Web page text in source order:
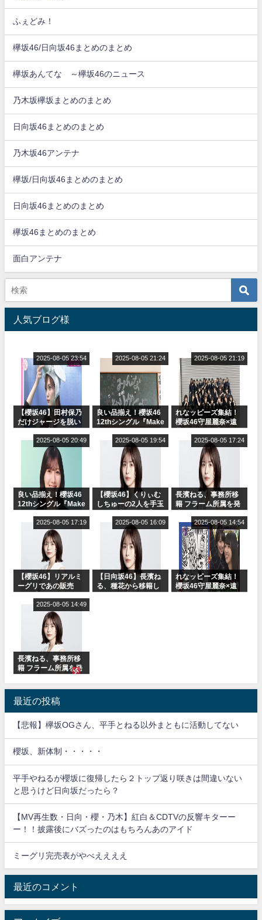
ふぇどみ！
欅坂46/日向坂46まとめのまとめ
欅坂あんてな ～欅坂46のニュース
乃木坂欅坂まとめのまとめ
日向坂46まとめのまとめ
乃木坂46アンテナ
欅坂/日向坂46まとめのまとめ
日向坂46まとめのまとめ
欅坂46まとめのまとめ
面白アンテナ
人気ブログ様
【櫻坂46】田村保乃
だけジャージを脱い
2025-08-05 23:54
良い品揃え！櫻坂46
12thシングル『Make
ャルグッズ絶賛販売
2025-08-05 21:24
れなッピーズ集結！
櫻坂46守屋麗奈×遠
ット！」水曜スタジ
オ出演決定
2025-08-05 21:19
良い品揃え！櫻坂46
12thシングル『Make
ャルグッズ絶賛販売
2025-08-05 20:49
【櫻坂46】くりぃむ
しちゅーの2人を手玉
りぃむナンタラ】
2025-08-05 19:54
長濱ねる、事務所移
籍 フラーム所属を発
2025-08-05 17:24
【櫻坂46】リアルミ
ーグリであの販売
Break』オフィシャ
ルグッズ解禁
2025-08-05 17:19
【日向坂46】長濱ね
る、種花から移籍し
2025-08-05 16:09
れなッピーズ集結！
櫻坂46守屋麗奈×遠
2025-08-05 14:54
長濱ねる、事務所移
籍 フラーム所属を発
2025-08-05 14:49
最近の投稿
【悲報】欅坂OGさん、平手とねる以外まともに活動してない
櫻坂、新体制・・・・・
平手やねるが櫻坂に復帰したら２トップ返り咲きは間違いない
と思うけど日向坂だったら？
【MV再生数・日向・櫻・乃木】紅白＆CDTVの反響キターー
ー！！披露後にバズったのはもちろんあのアイド
ミーグリ完売表がやべええええ
最近のコメント